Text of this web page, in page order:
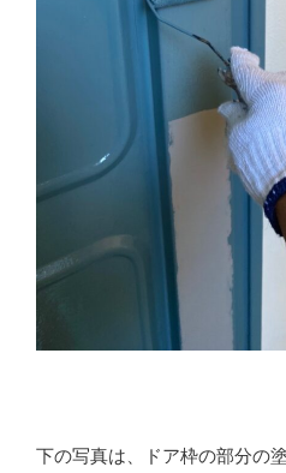
下の写真は、ドア枠の部分の塗